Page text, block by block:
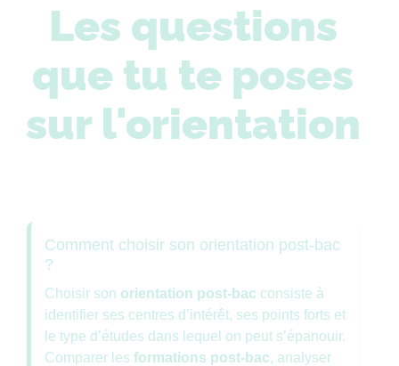
Les questions
que tu te poses
sur l'orientation
Comment choisir son orientation post-bac
?
Choisir son orientation post-bac consiste à
identifier ses centres d’intérêt, ses points forts et
le type d’études dans lequel on peut s’épanouir.
Comparer les formations post-bac, analyser